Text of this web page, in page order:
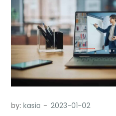
by:kasia